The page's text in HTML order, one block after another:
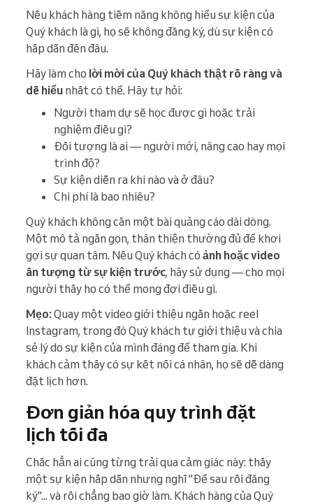
Nếu khách hàng tiềm năng không hiểu sự kiện của
Quý khách là gì, họ sẽ không đăng ký, dù sự kiện có
hấp dẫn đến đâu.
Hãy làm cho lời mời của Quý khách thật rõ ràng và
dễ hiểu nhất có thể. Hãy tự hỏi:
Người tham dự sẽ học được gì hoặc trải
nghiệm điều gì?
Đối tượng là ai — người mới, nâng cao hay mọi
trình độ?
Sự kiện diễn ra khi nào và ở đâu?
Chi phí là bao nhiêu?
Quý khách không cần một bài quảng cáo dài dòng.
Một mô tả ngắn gọn, thân thiện thường đủ để khơi
gợi sự quan tâm. Nếu Quý khách có ảnh hoặc video
ấn tượng từ sự kiện trước, hãy sử dụng — cho mọi
người thấy họ có thể mong đợi điều gì.
Mẹo:Quay một video giới thiệu ngắn hoặc reel
Instagram, trong đó Quý khách tự giới thiệu và chia
sẻ lý do sự kiện của mình đáng để tham gia. Khi
khách cảm thấy có sự kết nối cá nhân, họ sẽ dễ dàng
đặt lịch hơn.
Đơn giản hóa quy trình đặt
lịch tối đa
Chắc hẳn ai cũng từng trải qua cảm giác này: thấy
một sự kiện hấp dẫn nhưng nghĩ "Để sau rồi đăng
ký"... và rồi chẳng bao giờ làm. Khách hàng của Quý